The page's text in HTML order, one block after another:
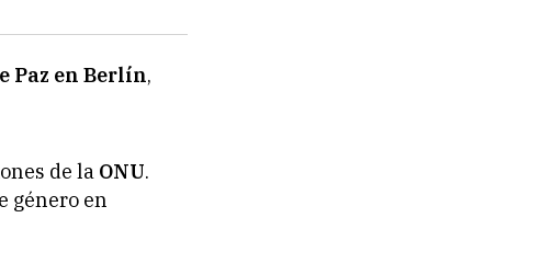
Paz en Berlín,
de la ONU.
género en